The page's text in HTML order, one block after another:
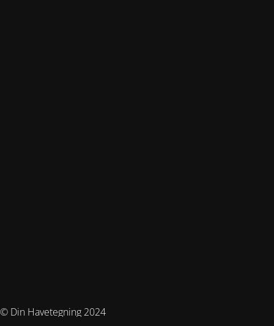
© Din Havetegning 2024